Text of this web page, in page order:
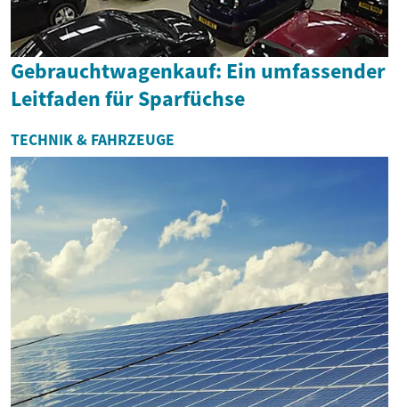
Gebrauchtwagenkauf: Ein umfassender
Leitfaden für Sparfüchse
TECHNIK & FAHRZEUGE